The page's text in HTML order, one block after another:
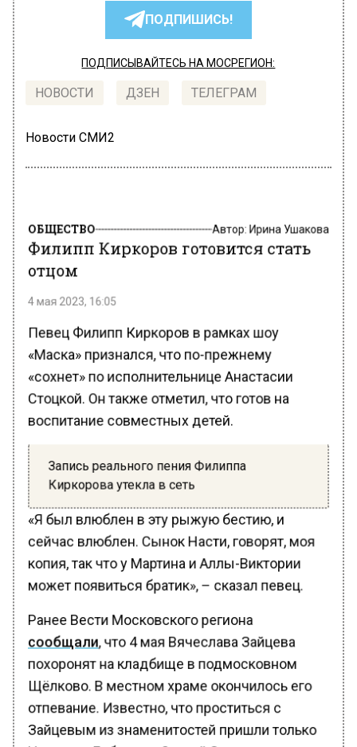
ПОДПИШИСЬ!
ПОДПИСЫВАЙТЕСЬ НА МОСРЕГИОН:
НОВОСТИ ДЗЕН ТЕЛЕГРАМ
Новости СМИ2
ОБЩЕСТВО
Филипп Киркоров готовится стать
отцом
4 мая 2023, 16:05
Певец Филипп Киркоров в рамках шоу
«Маска» признался, что по-прежнему
«сохнет» по исполнительнице Анастасии
Стоцкой. Он также отметил, что готов на
воспитание совместных детей.
Запись реального пения Филиппа
Киркорова утекла в сеть
«Я был влюблен в эту рыжую бестию, и
сейчас влюблен. Сынок Насти, говорят, моя
копия, так что у Мартина и Аллы-Виктории
может появиться братик», – сказал певец.
Ранее Вести Московского региона
сообщали, что 4 мая Вячеслава Зайцева
похоронят на кладбище в подмосковном
Щёлково. В местном храме окончилось его
отпевание. Известно, что проститься с
Зайцевым из знаменитостей пришли только